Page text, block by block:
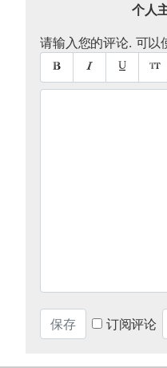
个人
请输入您的评论. 可以
订阅评论